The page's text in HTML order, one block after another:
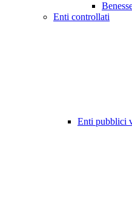
Enti controllati
Enti pubblici